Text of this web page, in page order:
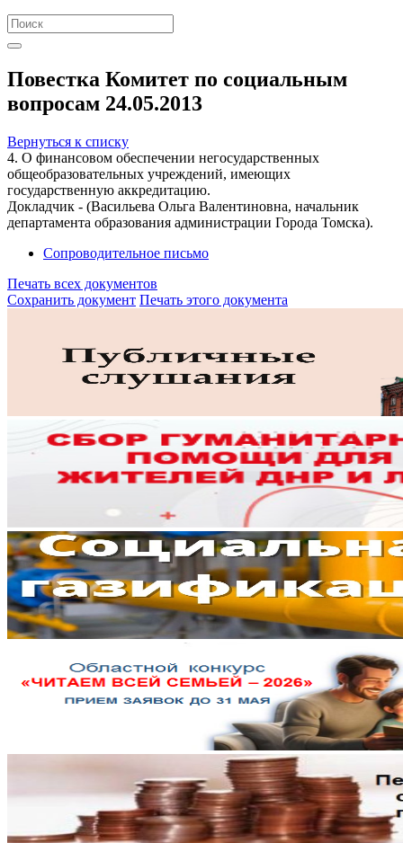
Повестка Комитет по социальным
вопросам 24.05.2013
Вернуться к списку
4. О финансовом обеспечении негосударственных
общеобразовательных учреждений, имеющих
государственную аккредитацию.
Докладчик - (Васильева Ольга Валентиновна, начальник
департамента образования администрации Города Томска).
Сопроводительное письмо
Печать всех документов
Сохранить документ Печать этого документа